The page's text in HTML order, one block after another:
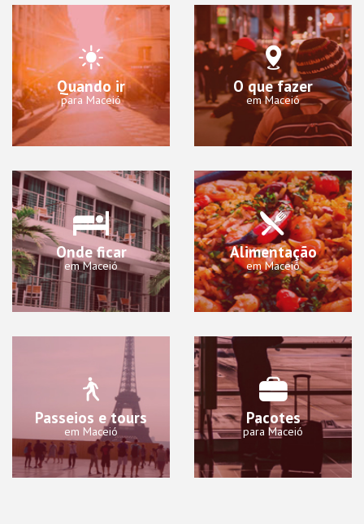
Quando ir
para Maceió
O que fazer
em Maceió
Onde ficar
em Maceió
Alimentação
em Maceió
Passeios e tours
em Maceió
Pacotes
para Maceió